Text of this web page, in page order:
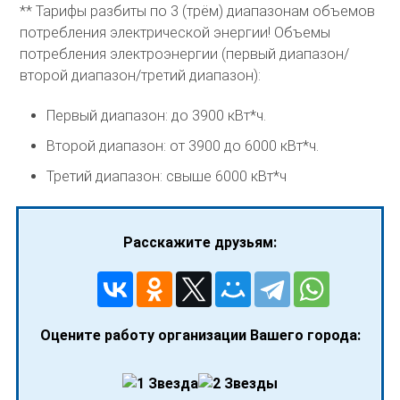
** Тарифы разбиты по 3 (трём) диапазонам объемов
потребления электрической энергии! Объемы
потребления электроэнергии (первый диапазон/
второй диапазон/третий диапазон):
Первый диапазон: до 3900 кВт*ч.
Второй диапазон: от 3900 до 6000 кВт*ч.
Третий диапазон: свыше 6000 кВт*ч
Расскажите друзьям:
Оцените работу организации Вашего города: